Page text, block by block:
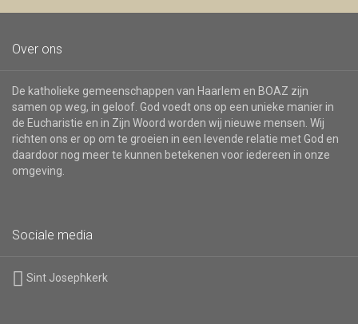
Over ons
De katholieke gemeenschappen van Haarlem en BOAZ zijn
samen op weg, in geloof. God voedt ons op een unieke manier in
de Eucharistie en in Zijn Woord worden wij nieuwe mensen. Wij
richten ons er op om te groeien in een levende relatie met God en
daardoor nog meer te kunnen betekenen voor iedereen in onze
omgeving.
Sociale media
Sint Josephkerk